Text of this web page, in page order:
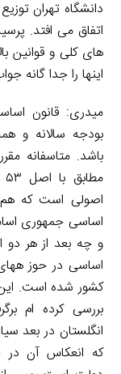
دانشگاه تهران
اتفاق می افتد.
های کلی و قوانین
اینها را جدا گانه
میدری: قانون
بودجه سالانه و
باشد. متاسفانه
اصولی است که هم
اساسی جمهوری
و چه بعد از هر
اساسی در حوز
کشور شده است.
انگلستان در بعد
که انعکاس آن در